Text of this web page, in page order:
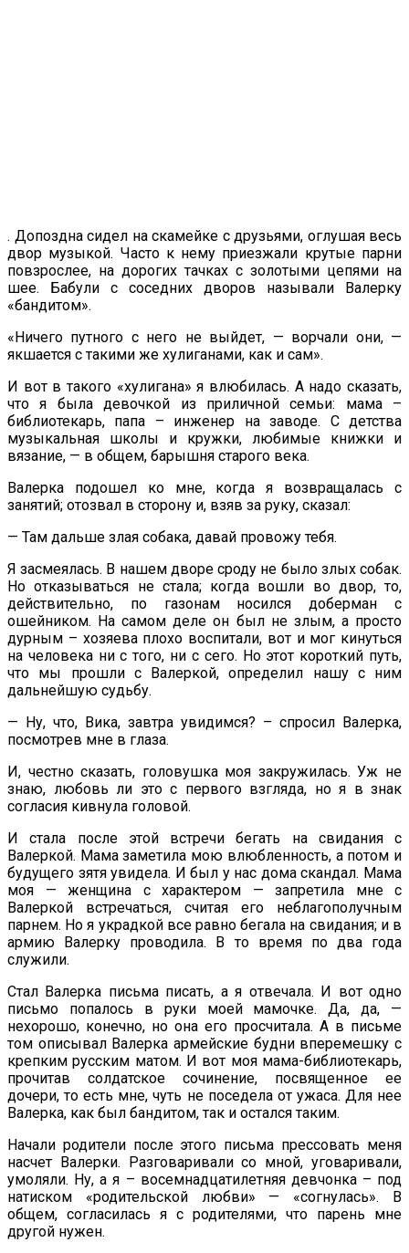
. Допоздна сидел на скамейке с друзьями, оглушая весь
двор музыкой. Часто к нему приезжали крутые парни
повзрослее, на дорогих тачках с золотыми цепями на
шее. Бабули с соседних дворов называли Валерку
«бандитом».
«Ничего путного с него не выйдет, — ворчали они, —
якшается с такими же хулиганами, как и сам».
И вот в такого «хулигана» я влюбилась. А надо сказать,
что я была девочкой из приличной семьи: мама –
библиотекарь, папа – инженер на заводе. С детства
музыкальная школы и кружки, любимые книжки и
вязание, — в общем, барышня старого века.
Валерка подошел ко мне, когда я возвращалась с
занятий; отозвал в сторону и, взяв за руку, сказал:
— Там дальше злая собака, давай провожу тебя.
Я засмеялась. В нашем дворе сроду не было злых собак.
Но отказываться не стала; когда вошли во двор, то,
действительно, по газонам носился доберман с
ошейником. На самом деле он был не злым, а просто
дурным – хозяева плохо воспитали, вот и мог кинуться
на человека ни с того, ни с сего. Но этот короткий путь,
что мы прошли с Валеркой, определил нашу с ним
дальнейшую судьбу.
— Ну, что, Вика, завтра увидимся? – спросил Валерка,
посмотрев мне в глаза.
И, честно сказать, головушка моя закружилась. Уж не
знаю, любовь ли это с первого взгляда, но я в знак
согласия кивнула головой.
И стала после этой встречи бегать на свидания с
Валеркой. Мама заметила мою влюбленность, а потом и
будущего зятя увидела. И был у нас дома скандал. Мама
моя — женщина с характером — запретила мне с
Валеркой встречаться, считая его неблагополучным
парнем. Но я украдкой все равно бегала на свидания; и в
армию Валерку проводила. В то время по два года
служили.
Стал Валерка письма писать, а я отвечала. И вот одно
письмо попалось в руки моей мамочке. Да, да, —
нехорошо, конечно, но она его просчитала. А в письме
том описывал Валерка армейские будни вперемешку с
крепким русским матом. И вот моя мама-библиотекарь,
прочитав солдатское сочинение, посвященное ее
дочери, то есть мне, чуть не поседела от ужаса. Для нее
Валерка, как был бандитом, так и остался таким.
Начали родители после этого письма прессовать меня
насчет Валерки. Разговаривали со мной, уговаривали,
умоляли. Ну, а я – восемнадцатилетняя девчонка – под
натиском «родительской любви» — «согнулась». В
общем, согласилась я с родителями, что парень мне
другой нужен.